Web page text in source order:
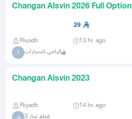
Changan Alsvin 2026 Full Option
29
Riyadh 13 hr. ago
ا اليامي للسيارات
Changan Alsvin 2023
Riyadh 14 hr. ago
قطع غيار 3